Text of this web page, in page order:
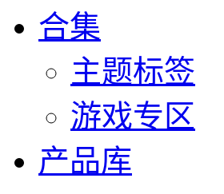
合集
主题标签
游戏专区
产品库